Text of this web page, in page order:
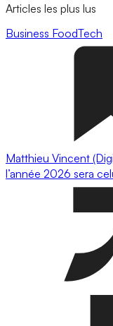
Articles les plus lus
Business FoodTech
Matthieu Vincent
l’année 2026 sera